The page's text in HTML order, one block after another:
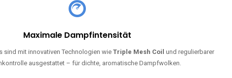
Maximale Dampfintensität
sind mit innovativen Technologien wieTriple Mesh Coil und regulierbarer
ausgestattet – für dichte, aromatische Dampfwolken.